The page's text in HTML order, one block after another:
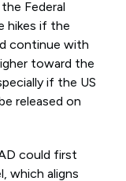
Federal
hikes if the
continue with
toward the
if the US
released on
could first
which aligns